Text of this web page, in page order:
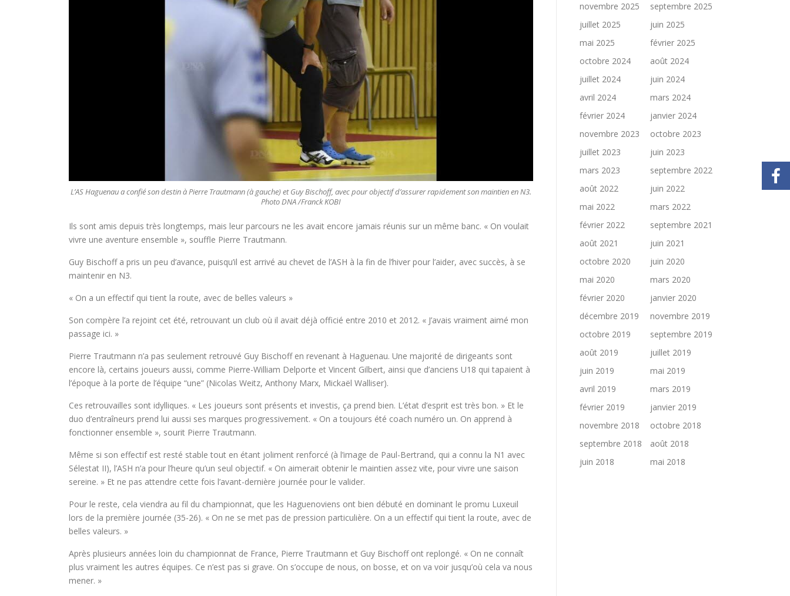
L’AS Haguenau a confié son destin à Pierre Trautmann (à gauche) et Guy Bischoff, avec pour objectif d’assurer rapidement son maintien en N3.
Photo DNA /Franck KOBI
Ils sont amis depuis très longtemps, mais leur parcours ne les avait encore jamais réunis sur un même banc. « On voulait
vivre une aventure ensemble », souffle Pierre Trautmann.
Guy Bischoff a pris un peu d’avance, puisqu’il est arrivé au chevet de l’ASH à la fin de l’hiver pour l’aider, avec succès, à se
maintenir en N3.
« On a un effectif qui tient la route, avec de belles valeurs »
Son compère l’a rejoint cet été, retrouvant un club où il avait déjà officié entre 2010 et 2012. « J’avais vraiment aimé mon
passage ici. »
Pierre Trautmann n’a pas seulement retrouvé Guy Bischoff en revenant à Haguenau. Une majorité de dirigeants sont
encore là, certains joueurs aussi, comme Pierre-William Delporte et Vincent Gilbert, ainsi que d’anciens U18 qui tapaient à
l’époque à la porte de l’équipe “une” (Nicolas Weitz, Anthony Marx, Mickaël Walliser).
Ces retrouvailles sont idylliques. « Les joueurs sont présents et investis, ça prend bien. L’état d’esprit est très bon. » Et le
duo d’entraîneurs prend lui aussi ses marques progressivement. « On a toujours été coach numéro un. On apprend à
fonctionner ensemble », sourit Pierre Trautmann.
Même si son effectif est resté stable tout en étant joliment renforcé (à l’image de Paul-Bertrand, qui a connu la N1 avec
Sélestat II), l’ASH n’a pour l’heure qu’un seul objectif. « On aimerait obtenir le maintien assez vite, pour vivre une saison
sereine. » Et ne pas attendre cette fois l’avant-dernière journée pour le valider.
Pour le reste, cela viendra au fil du championnat, que les Haguenoviens ont bien débuté en dominant le promu Luxeuil
lors de la première journée (35-26). « On ne se met pas de pression particulière. On a un effectif qui tient la route, avec de
belles valeurs. »
Après plusieurs années loin du championnat de France, Pierre Trautmann et Guy Bischoff ont replongé. « On ne connaît
plus vraiment les autres équipes. Ce n’est pas si grave. On s’occupe de nous, on bosse, et on va voir jusqu’où cela va nous
mener. »
novembre 2025
septembre 2025
juillet 2025
juin 2025
mai 2025
février 2025
octobre 2024
août 2024
juillet 2024
juin 2024
avril 2024
mars 2024
février 2024
janvier 2024
novembre 2023
octobre 2023
juillet 2023
juin 2023
mars 2023
septembre 2022
août 2022
juin 2022
mai 2022
mars 2022
février 2022
septembre 2021
août 2021
juin 2021
octobre 2020
juin 2020
mai 2020
mars 2020
février 2020
janvier 2020
décembre 2019
novembre 2019
octobre 2019
septembre 2019
août 2019
juillet 2019
juin 2019
mai 2019
avril 2019
mars 2019
février 2019
janvier 2019
novembre 2018
octobre 2018
septembre 2018
août 2018
juin 2018
mai 2018